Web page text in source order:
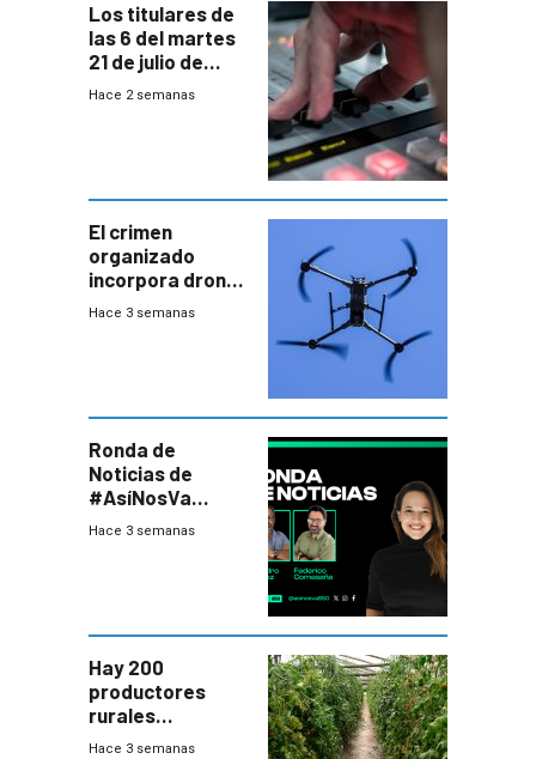
Los titulares de
las 6 del martes
21 de julio de
2026
Hace 2 semanas
El crimen
organizado
incorpora drones
y abre un nuevo
Hace 3 semanas
Ronda de
Noticias de
#AsíNosVa
(20/7/26)
Hace 3 semanas
Hay 200
productores
rurales
afectados tras
Hace 3 semanas